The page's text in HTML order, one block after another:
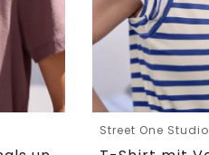
Street One Studio